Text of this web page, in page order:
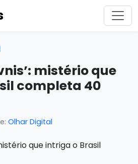
mistério que
completa 40
Olhar Digital